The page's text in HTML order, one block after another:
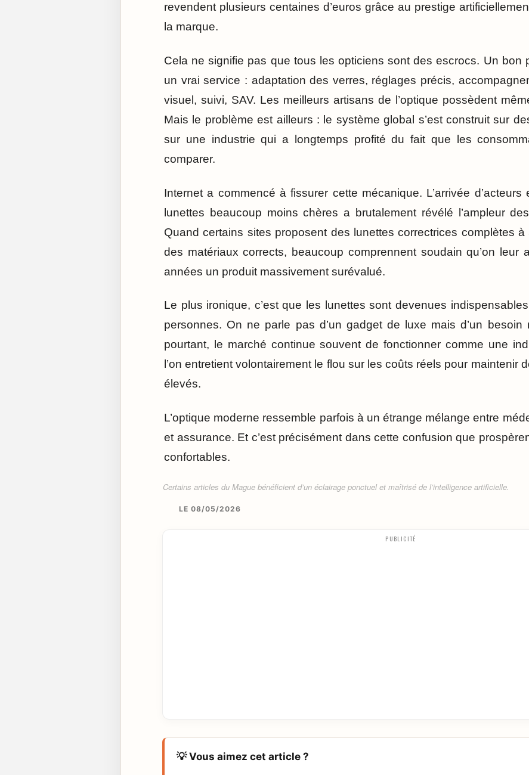
revendent plusieurs centaines d’euros grâce au prestige
la marque.
Cela ne signifie pas que tous les opticiens sont des escrocs. Un bon
un vrai service : adaptation des verres, réglages précis,
visuel, suivi, SAV. Les meilleurs artisans de l’optique possèdent
Mais le problème est ailleurs : le système global s’est construit sur
sur une industrie qui a longtemps profité du fait que les
comparer.
Internet a commencé à fissurer cette mécanique. L’arrivée
lunettes beaucoup moins chères a brutalement révélé l’ampleur
Quand certains sites proposent des lunettes correctrices complètes
des matériaux corrects, beaucoup comprennent soudain qu’on leur
années un produit massivement surévalué.
Le plus ironique, c’est que les lunettes sont devenues
personnes. On ne parle pas d’un gadget de luxe mais d’un besoin
pourtant, le marché continue souvent de fonctionner comme une
l’on entretient volontairement le flou sur les coûts réels pour maintenir
élevés.
L’optique moderne ressemble parfois à un étrange mélange entre
et assurance. Et c’est précisément dans cette confusion que
confortables.
Certains articles du Mague bénéficient d’un éclairage ponctuel et maîtrisé de l’intelligence artificielle.
LE 08/05/2026
PUBLICITÉ
💡 Vous aimez cet article ?